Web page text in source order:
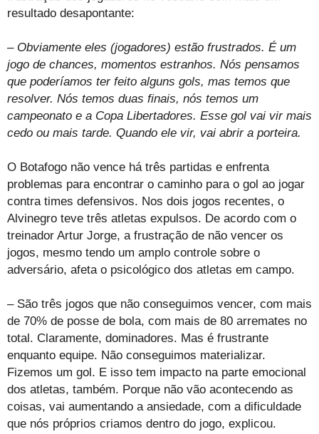
resultado desapontante:
– Obviamente eles (jogadores) estão frustrados. É um
jogo de chances, momentos estranhos. Nós pensamos
que poderíamos ter feito alguns gols, mas temos que
resolver. Nós temos duas finais, nós temos um
campeonato e a Copa Libertadores. Esse gol vai vir mais
cedo ou mais tarde. Quando ele vir, vai abrir a porteira.
O Botafogo não vence há três partidas e enfrenta
problemas para encontrar o caminho para o gol ao jogar
contra times defensivos. Nos dois jogos recentes, o
Alvinegro teve três atletas expulsos. De acordo com o
treinador Artur Jorge, a frustração de não vencer os
jogos, mesmo tendo um amplo controle sobre o
adversário, afeta o psicológico dos atletas em campo.
– São três jogos que não conseguimos vencer, com mais
de 70% de posse de bola, com mais de 80 arremates no
total. Claramente, dominadores. Mas é frustrante
enquanto equipe. Não conseguimos materializar.
Fizemos um gol. E isso tem impacto na parte emocional
dos atletas, também. Porque não vão acontecendo as
coisas, vai aumentando a ansiedade, com a dificuldade
que nós próprios criamos dentro do jogo, explicou.